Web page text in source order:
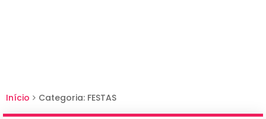
Início Categoria: FESTAS